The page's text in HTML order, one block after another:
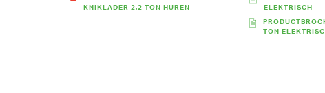
KNIKLADER 2,2 TON HUREN
ELEKTRISCH
TON